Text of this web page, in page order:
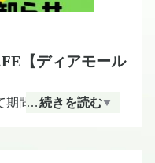
【ディアモール
間限定催事出店中
…続きを読む